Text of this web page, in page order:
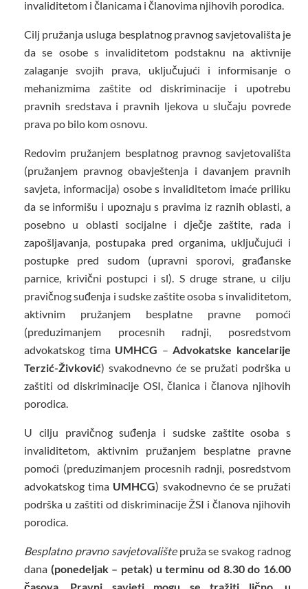
invaliditetom i članicama i članovima njihovih porodica.
Cilj pružanja usluga besplatnog pravnog savjetovališta je
da se osobe s invaliditetom podstaknu na aktivnije
zalaganje svojih prava, uključujući i informisanje o
mehanizmima zaštite od diskriminacije i upotrebu
pravnih sredstava i pravnih ljekova u slučaju povrede
prava po bilo kom osnovu.
Redovim pružanjem besplatnog pravnog savjetovališta
(pružanjem pravnog obavještenja i davanjem pravnih
savjeta, informacija) osobe s invaliditetom imaće priliku
da se informišu i upoznaju s pravima iz raznih oblasti, a
posebno u oblasti socijalne i dječje zaštite, rada i
zapošljavanja, postupaka pred organima, uključujući i
postupke pred sudom (upravni sporovi, građanske
parnice, krivični postupci i sl). S druge strane, u cilju
pravičnog suđenja i sudske zaštite osoba s invaliditetom,
aktivnim pružanjem besplatne pravne pomoći
(preduzimanjem procesnih radnji, posredstvom
advokatskog tima UMHCG –Advokatske kancelarije
Terzić-Živković) svakodnevno će se pružati podrška u
zaštiti od diskriminacije OSI, članica i članova njihovih
porodica.
U cilju pravičnog suđenja i sudske zaštite osoba s
invaliditetom, aktivnim pružanjem besplatne pravne
pomoći (preduzimanjem procesnih radnji, posredstvom
advokatskog tima UMHCG) svakodnevno će se pružati
podrška u zaštiti od diskriminacije ŽSI i članova njihovih
porodica.
Besplatno pravno savjetovalištepruža se svakog radnog
dana (ponedeljak – petak) u terminu od 8.30 do 16.00